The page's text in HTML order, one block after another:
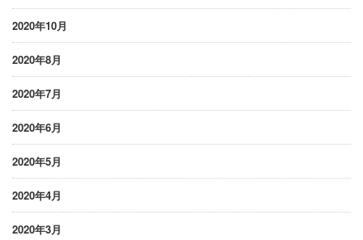
2020年10月
2020年8月
2020年7月
2020年6月
2020年5月
2020年4月
2020年3月